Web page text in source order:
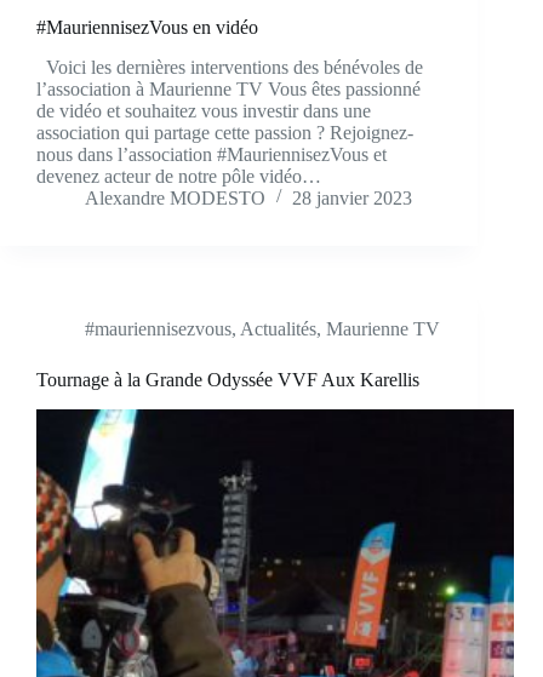
#MauriennisezVous en vidéo
Voici les dernières interventions des bénévoles de
l’association à Maurienne TV Vous êtes passionné
de vidéo et souhaitez vous investir dans une
association qui partage cette passion ? Rejoignez-
nous dans l’association #MauriennisezVous et
devenez acteur de notre pôle vidéo…
Alexandre MODESTO
28 janvier 2023
#mauriennisezvous, Actualités, Maurienne TV
Tournage à la Grande Odyssée VVF Aux Karellis